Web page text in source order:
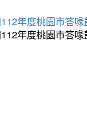
年度桃園市答
年度桃園市答